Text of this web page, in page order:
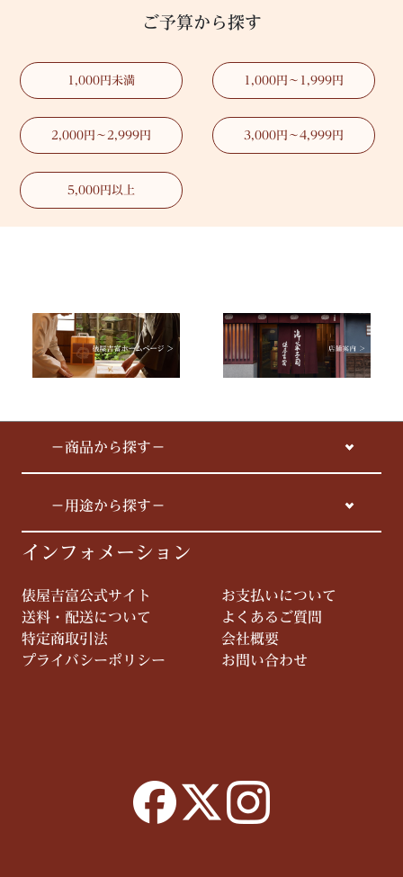
ご予算から探す
1,000円未満 1,000円～1,999円
2,000円～2,999円 3,000円～4,999円
5,000円以上
－商品から探す－
－用途から探す－
インフォメーション
俵屋吉富公式サイト
お支払いについて
送料・配送について
よくあるご質問
特定商取引法
会社概要
プライバシーポリシー
お問い合わせ